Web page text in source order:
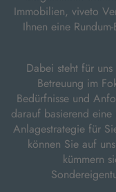
Immobilien, viveto
Ihnen eine
Dabei steht für
Betreuung im
Bedürfnisse und
darauf basierend eine
Anlagestrategie für
können Sie auf
kümmern